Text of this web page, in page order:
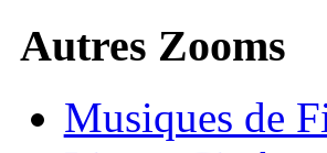
Autres Zooms
Musiques de